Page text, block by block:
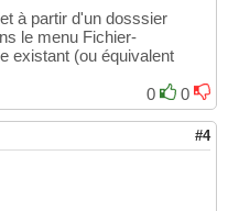
à partir d'un dosssier
le menu Fichier-
existant (ou équivalent
0
0
#4